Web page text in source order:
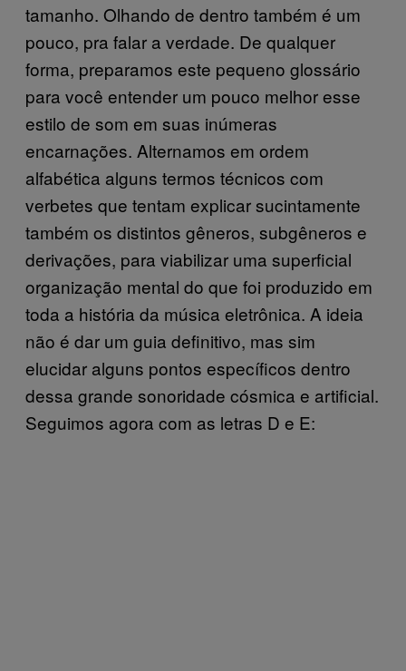
tamanho. Olhando de dentro também é um
pouco, pra falar a verdade. De qualquer
forma, preparamos este pequeno glossário
para você entender um pouco melhor esse
estilo de som em suas inúmeras
encarnações. Alternamos em ordem
alfabética alguns termos técnicos com
verbetes que tentam explicar sucintamente
também os distintos gêneros, subgêneros e
derivações, para viabilizar uma superficial
organização mental do que foi produzido em
toda a história da música eletrônica. A ideia
não é dar um guia definitivo, mas sim
elucidar alguns pontos específicos dentro
dessa grande sonoridade cósmica e artificial.
Seguimos agora com as letras D e E: